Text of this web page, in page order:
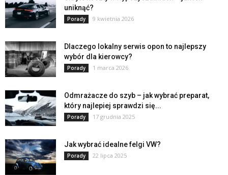
uniknąć?
Porady 9 kwietnia 2026
Dlaczego lokalny serwis opon to najlepszy
wybór dla kierowcy?
Porady 1 marca 2026
Odmrażacze do szyb – jak wybrać preparat,
który najlepiej sprawdzi się...
Porady 17 grudnia 2025
Jak wybrać idealne felgi VW?
Porady 22 lipca 2025